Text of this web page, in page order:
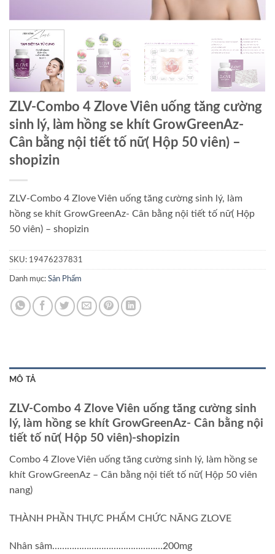
ZLV-Combo 4 Zlove Viên uống tăng cường
sinh lý, làm hồng se khít GrowGreenAz-
Cân bằng nội tiết tố nữ( Hộp 50 viên) –
shopizin
ZLV-Combo 4 Zlove Viên uống tăng cường sinh lý, làm
hồng se khít GrowGreenAz- Cân bằng nội tiết tố nữ( Hộp
50 viên) – shopizin
SKU: 19476237831
Danh mục: Sản Phẩm
MÔ TẢ
ZLV-Combo 4 Zlove Viên uống tăng cường sinh
lý, làm hồng se khít GrowGreenAz- Cân bằng nội
tiết tố nữ( Hộp 50 viên)-shopizin
Combo 4 Zlove Viên uống tăng cường sinh lý, làm hồng se
khít GrowGreenAz – Cân bằng nội tiết tố nữ( Hộp 50 viên
nang)
THÀNH PHẦN THỰC PHẨM CHỨC NĂNG ZLOVE
Nhân sâm………………………………………200mg